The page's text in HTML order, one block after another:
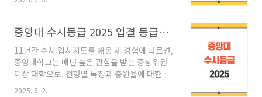
출제되었습니다. 이어지는 수학 영..
매년 상위권 수험생들의 경쟁이 치열하게 펼쳐지
히 분석해 전략적으로 접근하는 것이 매우 중요
합니다. 이번 글에서는 2025학년도 이화여자대
학교 수시 입결을 전형별로 정리하고, 최종 등록
자의 등급 분포를 바탕으로 실질적인 지원 전략
을 안내드립니다.목차이화여대 수시등급
20252025 이화여대 수시 주요 학과별 등급
중앙대 수시등급 2025 입결 등급컷: 의대 약대 간호학과 (ft. 노하우)
11년간 수시 입시지도를 해온 제 경험에 따르면,
중앙대학교는 매년 높은 관심을 받는 중상위권
이상 대학으로, 전형별 특징과 충원율에 대한 깊
2025. 6. 2.